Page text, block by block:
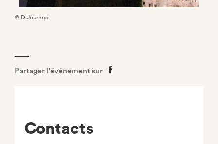
© D.Journee
Partager l'événement sur
Partager
Contacts